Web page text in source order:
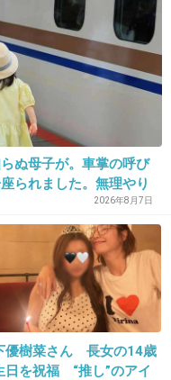
-8
いだし、旦那が
悪い！とは思わな
民から安堵の声 ＞そもそも
ラブルが伝えられている。
する都内マンションの玄関
尽くし、...
-14
ぬ母子が。車掌の呼び
られました。無理やり
”になってしまうのでし
2026年8月7日
優樹菜さん 長女の14歳
日を祝福 “推し”のアイ